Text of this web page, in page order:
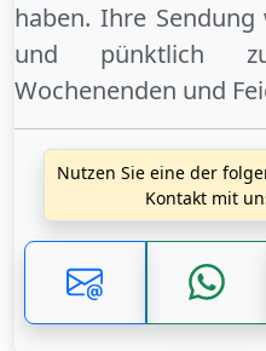
haben. Ihre Sendung
und pünktlich
Wochenenden und
Nutzen Sie eine der
Kontakt mit